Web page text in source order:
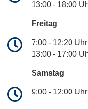
13:00 - 18:00
Freitag
7:00 - 12:20 Uhr
13:00 - 17:00
Samstag
9:00 - 12:00 Uhr